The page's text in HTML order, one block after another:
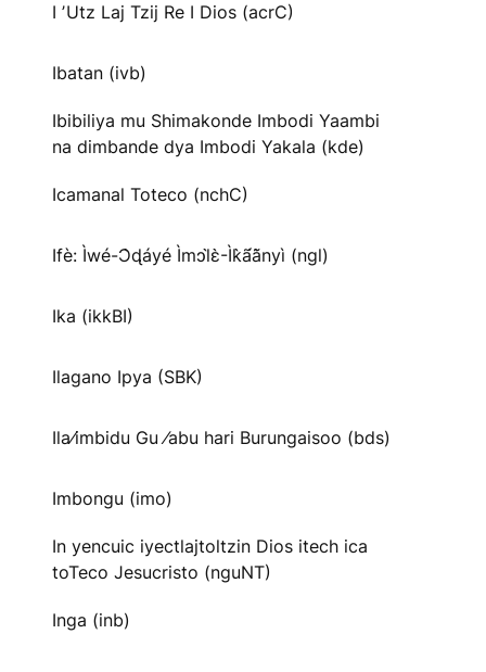
I ʼUtz Laj Tzij Re I Dios (acrC)
Ibatan (ivb)
Ibibiliya mu Shimakonde Imbodi Yaambi
na dimbande dya Imbodi Yakala (kde)
Icamanal Toteco (nchC)
Ifè: Ìwé-Ɔ̀ɖáyé Ìmↄl̀ɛ̀-Ìk̀ã́ã̀nyì (ngl)
Ika (ikkBI)
Ilagano Ipya (SBK)
Ila⁄imbidu Gu ⁄abu hari Burungaisoo (bds)
Imbongu (imo)
In yencuic iyectlajtoltzin Dios itech ica
toTeco Jesucristo (nguNT)
Inga (inb)